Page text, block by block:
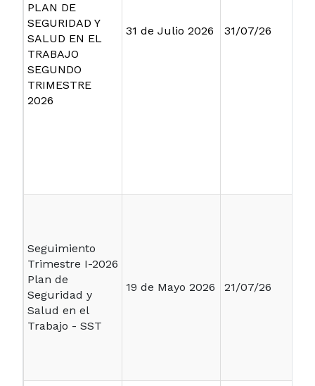
PLAN DE
SEGURIDAD Y
SALUD EN EL
TRABAJO
SEGUNDO
TRIMESTRE
2026
31 de Julio 2026 31/07/26
Seguimiento
Trimestre I-2026
Plan de
Seguridad y
Salud en el
Trabajo - SST
19 de Mayo 2026 21/07/26